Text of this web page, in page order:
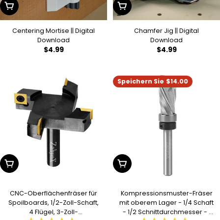
In Den Warenkorb Legen
Centering Mortise || Digital
Download
Regulärer
$4.99
In Den Warenkorb Legen
Chamfer Jig || Digital
Download
Regulärer
$4.99
In Den Warenkorb Legen
CNC-Oberflächenfräser für
Spoilboards, 1/2-Zoll-Schaft,
4 Flügel, 3-Zoll-
Speichern Sie $14.00
In Den Warenkorb Legen
Kompressionsmuster-Fräser
mit oberem Lager - 1/4 Schaft
- 1/2 Schnittdurchmesser - 1